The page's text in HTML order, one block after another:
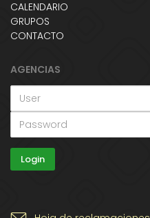
CALENDARIO
GRUPOS
CONTACTO
AGENCIAS